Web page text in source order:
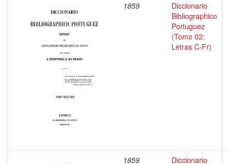
1859
Diccionario
Bibliographico
Portuguez
(Tomo 02:
Letras C-Fr)
1859
Diccionario